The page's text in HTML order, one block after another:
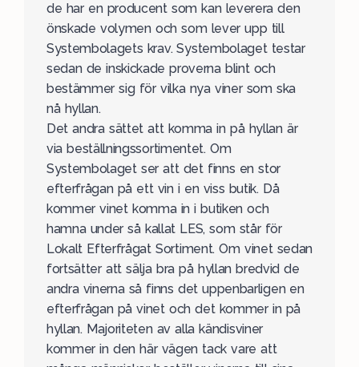
de har en producent som kan leverera den
önskade volymen och som lever upp till
Systembolagets krav. Systembolaget testar
sedan de inskickade proverna blint och
bestämmer sig för vilka nya viner som ska
nå hyllan.
Det andra sättet att komma in på hyllan är
via beställningssortimentet. Om
Systembolaget ser att det finns en stor
efterfrågan på ett vin i en viss butik. Då
kommer vinet komma in i butiken och
hamna under så kallat LES, som står för
Lokalt Efterfrågat Sortiment. Om vinet sedan
fortsätter att sälja bra på hyllan bredvid de
andra vinerna så finns det uppenbarligen en
efterfrågan på vinet och det kommer in på
hyllan. Majoriteten av alla kändisviner
kommer in den här vägen tack vare att